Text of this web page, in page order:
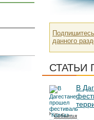
данного
СТАТЬИ
В
События